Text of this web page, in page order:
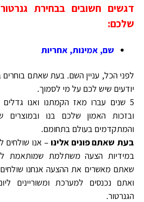
דגשים חשובים בבחירת
שלכם:
שם, אמינות, אחריות
לפני הכל, עניין השם. בעת שאתם
יודעים שיש לכם על מי לסמוך.
5 שנים עברו מאז הקמתנו ואנו
ובזכות האמון שלכם בנו ובמוצרים
והמתקדמים בעולם בתחומם.
בעת שאתם פונים אלינו– אנו שולחים
במידיות הצעה משתלמת שמותאמת
שאתם מאשרים את ההצעה אנחנו
ואתם נכנסים למערכת ומשוריינים
הגנרטור.